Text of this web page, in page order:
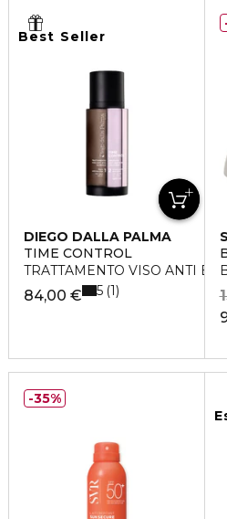
Best Seller
DIEGO DALLA PALMA
TIME CONTROL
TRATTAMENTO VISO ANTI
84,00 € 5 1
35%